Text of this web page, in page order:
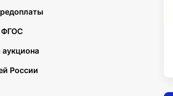
ФГОС
России